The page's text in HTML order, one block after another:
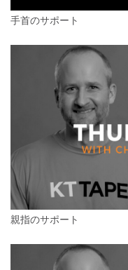
手首のサポート
親指のサポート